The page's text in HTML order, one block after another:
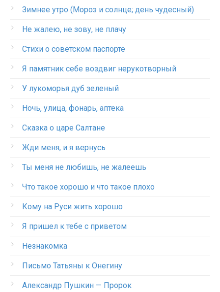
Зимнее утро (Мороз и солнце; день чудесный)
Не жалею, не зову, не плачу
Стихи о советском паспорте
Я памятник себе воздвиг нерукотворный
У лукоморья дуб зеленый
Ночь, улица, фонарь, аптека
Сказка о царе Салтане
Жди меня, и я вернусь
Ты меня не любишь, не жалеешь
Что такое хорошо и что такое плохо
Кому на Руси жить хорошо
Я пришел к тебе с приветом
Незнакомка
Письмо Татьяны к Онегину
Александр Пушкин — Пророк